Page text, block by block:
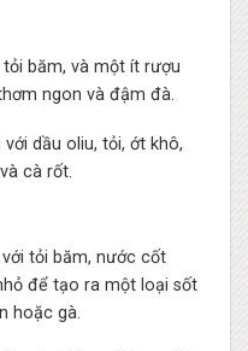
băm, và một ít rượu
ngon và đậm đà.
dầu oliu, tỏi, ớt khô,
cà rốt.
tỏi băm, nước cốt
để tạo ra một loại sốt
hoặc gà.